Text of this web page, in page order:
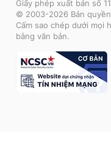
Giấy phép xuất bản số
© 2003-2026 Bản
Cấm sao chép dưới mọi
bằng văn bản.